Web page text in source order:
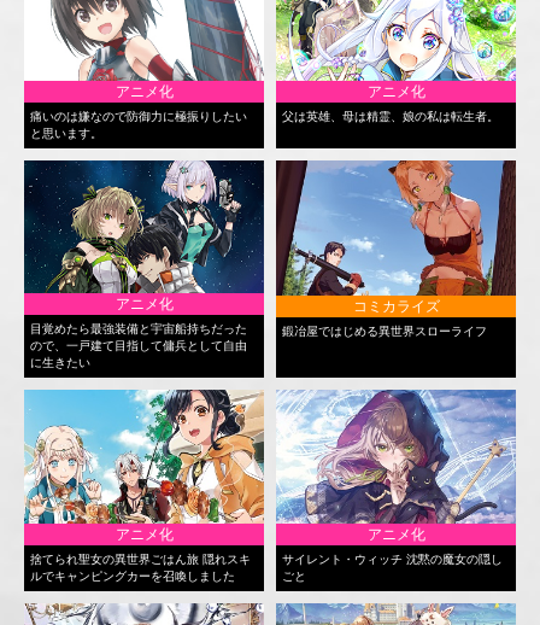
アニメ化
痛いのは嫌なので防御力に極振りしたい
と思います。
アニメ化
父は英雄、母は精霊、娘の私は転生者。
アニメ化
目覚めたら最強装備と宇宙船持ちだった
ので、一戸建て目指して傭兵として自由
に生きたい
コミカライズ
鍛冶屋ではじめる異世界スローライフ
アニメ化
捨てられ聖女の異世界ごはん旅 隠れスキ
ルでキャンピングカーを召喚しました
アニメ化
サイレント・ウィッチ 沈黙の魔女の隠し
ごと